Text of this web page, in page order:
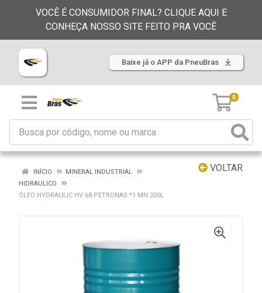
VOCÊ É CONSUMIDOR FINAL? CLIQUE AQUI E
CONHEÇA NOSSO SITE FEITO PRA VOCÊ
Baixe já o APP da PneuBras
0
VOLTAR
INÍCIO
MINERAL INDUSTRIAL
HIDRAULICO
ÓLEO HYDRAULIC HV 68 PETRONAS *1 MN 200L